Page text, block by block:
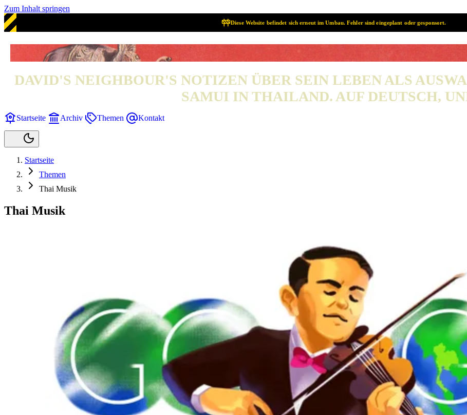
Zum Inhalt springen
Diese Website befindet sich erneut im Umbau. Fehler sind eingeplant oder gesponsort.
SAMUI? SAMUI!
DAVID'S NEIGHBOUR'S NOTIZEN ÜBER SEIN LEBEN ALS
SAMUI IN THAILAND. AUF DEUTSCH,
Startseite Archiv Themen Kontakt
Startseite
Themen
Thai Musik
Thai Musik